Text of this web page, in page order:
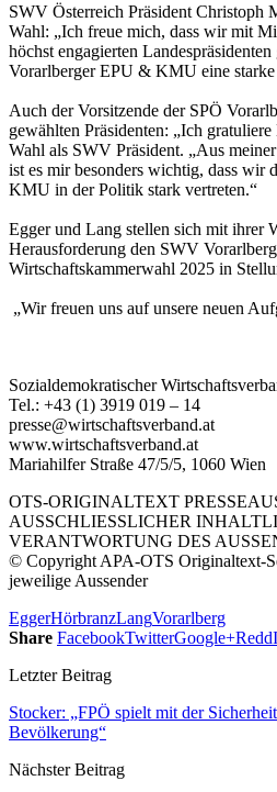
SWV Österreich Präsident Christoph
Wahl: „Ich freue mich, dass wir mit
höchst engagierten
Vorarlberger EPU & KMU eine
Auch der Vorsitzende der SPÖ
gewählten Präsidenten: „Ich
Wahl als SWV Präsident. „Aus
ist es mir besonders wichtig, dass wir
KMU in der Politik stark vertreten.“
Egger und Lang stellen sich mit ihrer
Herausforderung den SWV
Wirtschaftskammerwahl 2025 in
„Wir freuen uns auf unsere neuen
Sozialdemokratischer
Tel.: +43 (1) 3919 019 – 14
presse@wirtschaftsverband.at
www.wirtschaftsverband.at
Mariahilfer Straße 47/5/5, 1060 Wien
OTS-ORIGINALTEXT
AUSSCHLIESSLICHER
VERANTWORTUNG DES
© Copyright APA-OTS Originaltext-
jeweilige Aussender
EggerHörbranzLangVorarlberg
Share FacebookTwitterGoogle+
Letzter Beitrag
Stocker: „FPÖ spielt mit der
Bevölkerung“
Nächster Beitrag